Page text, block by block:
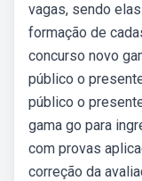
vagas, sendo
formação de
concurso novo
público o
público o
gama go para
com provas
correção da